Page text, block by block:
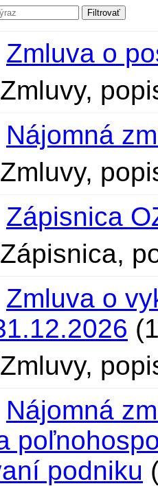
Zmluva o
Nájomná
Zápisnica
Zmluva o
Nájomná
podniku